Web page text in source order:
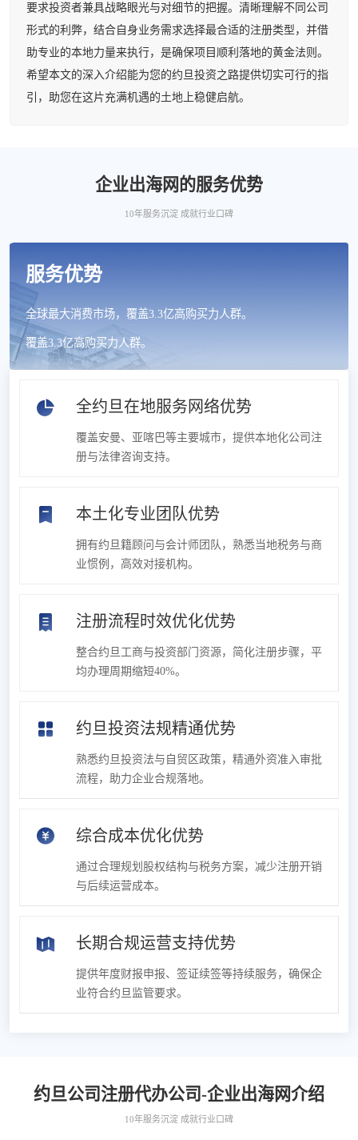
要求投资者兼具战略眼光与对细节的把握。清晰理解不同公司
形式的利弊，结合自身业务需求选择最合适的注册类型，并借
助专业的本地力量来执行，是确保项目顺利落地的黄金法则。
希望本文的深入介绍能为您的约旦投资之路提供切实可行的指
引，助您在这片充满机遇的土地上稳健启航。
企业出海网的服务优势
10年服务沉淀 成就行业口碑
服务优势
全球最大消费市场，覆盖3.3亿高购买力人群。
覆盖3.3亿高购买力人群。
全约旦在地服务网络优势
覆盖安曼、亚喀巴等主要城市，提供本地化公司注
册与法律咨询支持。
本土化专业团队优势
拥有约旦籍顾问与会计师团队，熟悉当地税务与商
业惯例，高效对接机构。
注册流程时效优化优势
整合约旦工商与投资部门资源，简化注册步骤，平
均办理周期缩短40%。
约旦投资法规精通优势
熟悉约旦投资法与自贸区政策，精通外资准入审批
流程，助力企业合规落地。
综合成本优化优势
通过合理规划股权结构与税务方案，减少注册开销
与后续运营成本。
长期合规运营支持优势
提供年度财报申报、签证续签等持续服务，确保企
业符合约旦监管要求。
约旦公司注册代办公司-企业出海网介绍
10年服务沉淀 成就行业口碑